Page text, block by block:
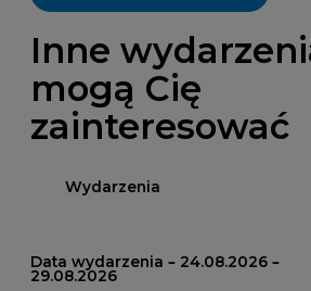
Inne
mogą Cię
zainteresować
Wydarzenia
Data wydarzenia – 24.08.2026 –
29.08.2026